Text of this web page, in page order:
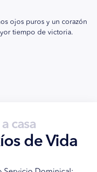
más
la cena es una
casa
de Vida